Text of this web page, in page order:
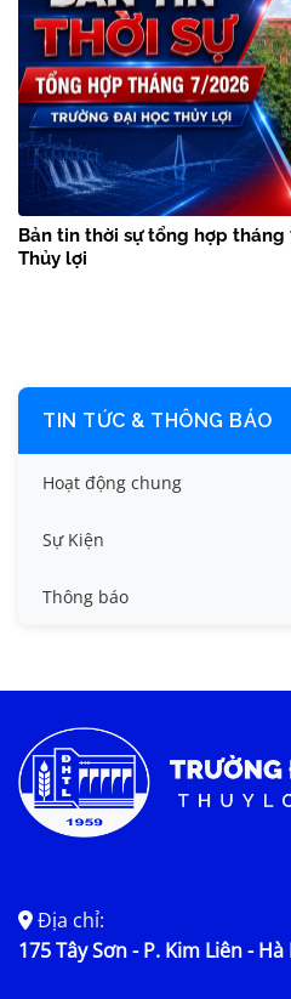
Bản tin thời sự tổng hợp
Thủy lợi
TIN TỨC & THÔNG BÁO
Hoạt động chung
Tin công tác sinh viên
Tin đào tạo
Tin tức chung
Sự Kiện
Thông báo
Địa chỉ:
175 Tây Sơn - P. Kim Liên - Hà